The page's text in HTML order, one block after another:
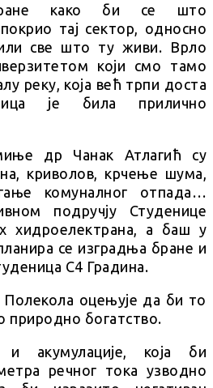
како би се што
тај сектор, односно
све што ту живи. Врло
који смо тамо
реку, која већ трпи доста
је била прилично
др Чанак Атлагић су
криволов, крчење шума,
комуналног отпада…
подручју Студенице
хидроелектрана, а баш у
се изградња бране и
С4 Градина.
оцењује да би то
природно богатство.
и акумулације, која би
речног тока узводно